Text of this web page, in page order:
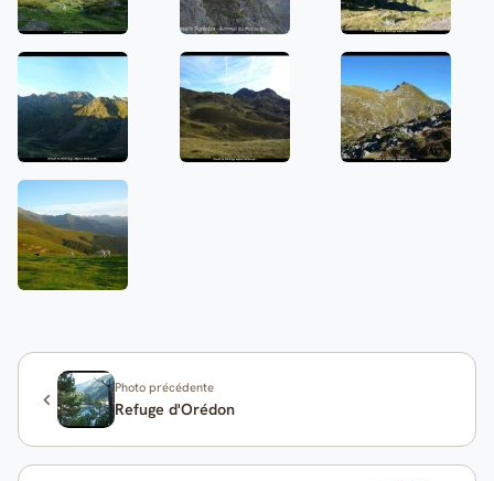
Photo précédente
Refuge d'Orédon